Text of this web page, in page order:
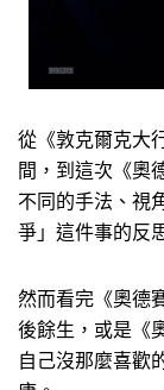
從《敦克爾克大
間，到這次《奧
不同的手法、視
爭」這件事的反
然而看完《奧德
後餘生，或是《
自己沒那麼喜歡